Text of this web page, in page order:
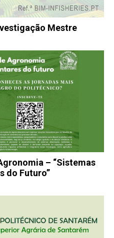
Mestre
– “Sistemas
do Futuro”